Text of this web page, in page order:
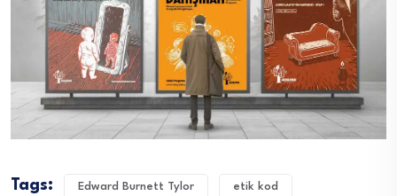
Tags: Edward Burnett Tylor etik kod